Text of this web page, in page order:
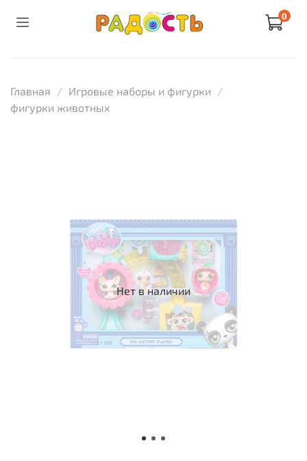
0
Главная
Игровые наборы и фигурки
фигурки животных
Нет в наличии